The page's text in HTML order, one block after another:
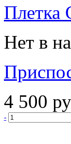
Плетка
Нет в
4 500
-